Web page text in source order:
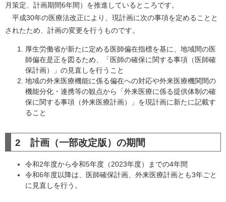
月策定、計画期間6年間）を推進しているところです。
平成30年の医療法改正により、現計画に次の事項を定めることと
されたため、計画の変更を行うものです。
厚生労働省が新たに定める医師偏在指標を基に、地域間の医
師偏在是正を図るため、「医師の確保に関する事項（医師確
保計画）」の見直しを行うこと
地域の外来医療機能に係る偏在への対応や外来医療機関間の
機能分化・連携等の観点から「外来医療に係る提供体制の確
保に関する事項（外来医療計画）」を現計画に新たに記載す
ること
2 計画（一部改定版）の期間
令和2年度から令和5年度（2023年度）までの4年間
令和6年度以降は、医師確保計画、外来医療計画とも3年ごと
に見直しを行う。